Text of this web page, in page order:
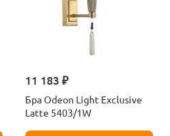
11 183 ₽
Бра Odeon Light Exclusive
Latte 5403/1W